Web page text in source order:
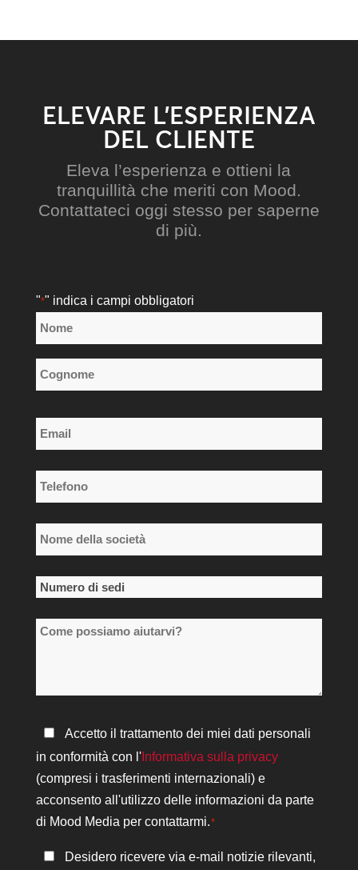
ELEVARE L’ESPERIENZA
DEL CLIENTE
Eleva l’esperienza e ottieni la
tranquillità che meriti con Mood.
Contattateci oggi stesso per saperne
di più.
"*" indica i campi obbligatori
Nome
*
Email
*
Telefono
*
Nome
della
società
*
Numero
sedi
Come
Informativa
sulla
privacy
*
Accetto il trattamento dei miei dati personali
in conformità con l'Informativa sulla privacy
(compresi i trasferimenti internazionali) e
acconsento all'utilizzo delle informazioni da parte
di Mood Media per contattarmi.*
RimanereDesidero ricevere via e-mail notizie rilevanti,